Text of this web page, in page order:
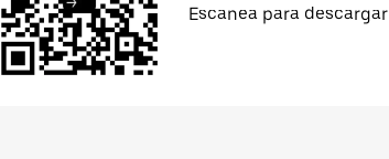
Escanea para descargar